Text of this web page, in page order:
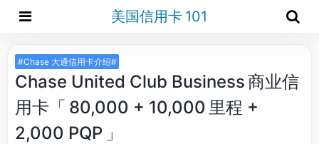
美国信用卡 101
#Chase 大通信用卡介绍#
Chase United Club Business 商业信
用卡「 80,000 + 10,000 里程 +
2,000 PQP 」